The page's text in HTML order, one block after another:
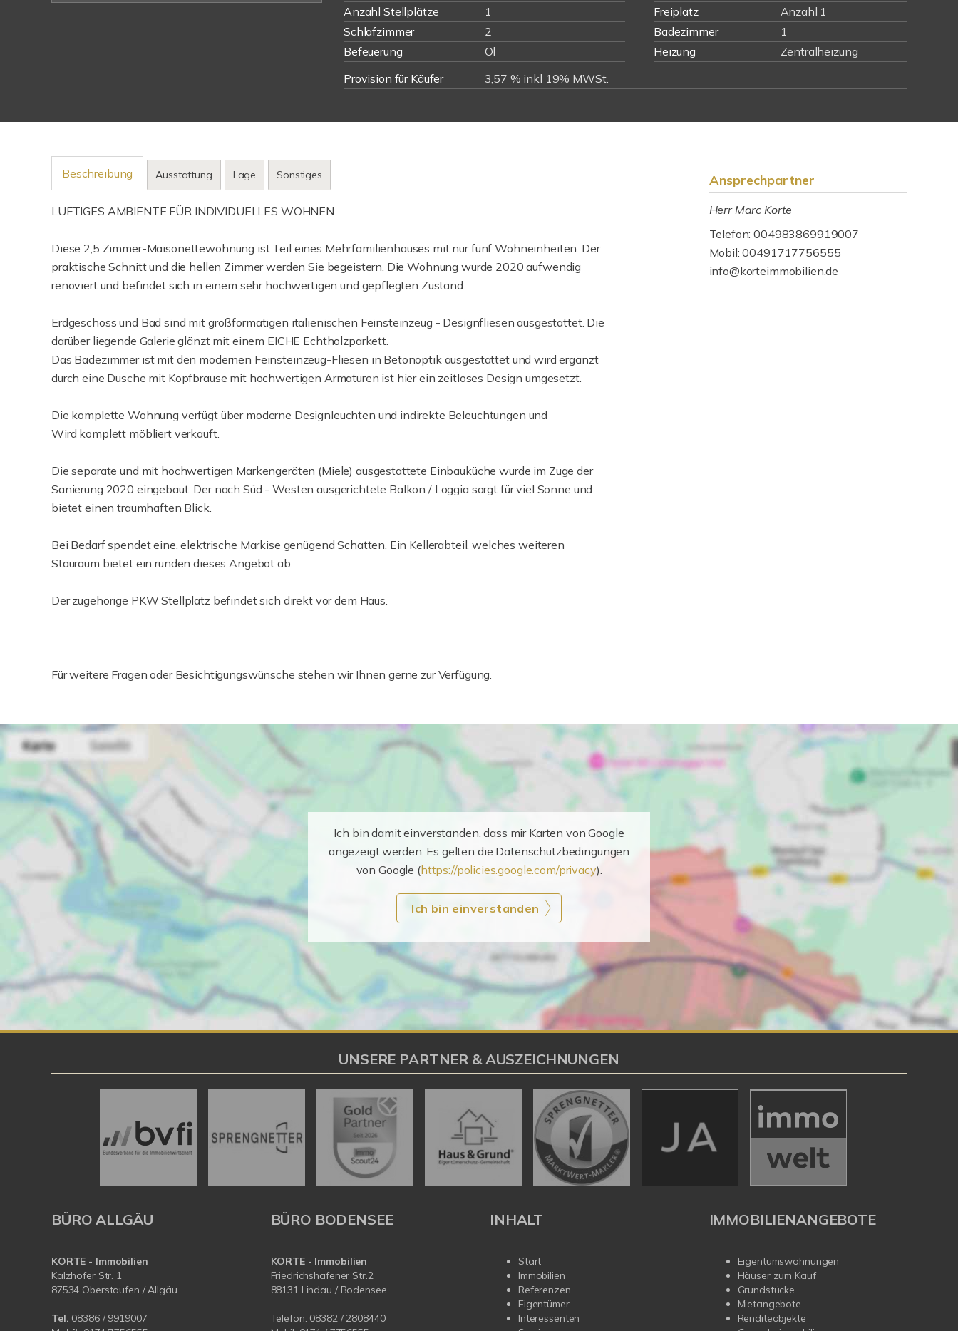
Anzahl Stellplätze
1 Freiplatz
Anzahl 1
Schlafzimmer
2 Badezimmer
1
Befeuerung
Öl Heizung
Zentralheizung
Provision für Käufer
3,57 % inkl 19% MWSt.
Beschreibung Ausstattung Lage Sonstiges
LUFTIGES AMBIENTE FÜR INDIVIDUELLES WOHNEN
Diese 2,5 Zimmer-Maisonettewohnung ist Teil eines Mehrfamilienhauses mit nur fünf Wohneinheiten. Der
praktische Schnitt und die hellen Zimmer werden Sie begeistern. Die Wohnung wurde 2020 aufwendig
renoviert und befindet sich in einem sehr hochwertigen und gepflegten Zustand.
Erdgeschoss und Bad sind mit großformatigen italienischen Feinsteinzeug - Designfliesen ausgestattet. Die
darüber liegende Galerie glänzt mit einem EICHE Echtholzparkett.
Das Badezimmer ist mit den modernen Feinsteinzeug-Fliesen in Betonoptik ausgestattet und wird ergänzt
durch eine Dusche mit Kopfbrause mit hochwertigen Armaturen ist hier ein zeitloses Design umgesetzt.
Die komplette Wohnung verfügt über moderne Designleuchten und indirekte Beleuchtungen und
Wird komplett möbliert verkauft.
Die separate und mit hochwertigen Markengeräten (Miele) ausgestattete Einbauküche wurde im Zuge der
Sanierung 2020 eingebaut. Der nach Süd - Westen ausgerichtete Balkon / Loggia sorgt für viel Sonne und
bietet einen traumhaften Blick.
Bei Bedarf spendet eine, elektrische Markise genügend Schatten. Ein Kellerabteil, welches weiteren
Stauraum bietet ein runden dieses Angebot ab.
Der zugehörige PKW Stellplatz befindet sich direkt vor dem Haus.
Für weitere Fragen oder Besichtigungswünsche stehen wir Ihnen gerne zur Verfügung.
Ansprechpartner
Herr Marc Korte
Telefon: 004983869919007
Mobil: 00491717756555
info@korteimmobilien.de
Ich bin damit einverstanden, dass mir Karten von Google
angezeigt werden. Es gelten die Datenschutzbedingungen
von Google (https://policies.google.com/privacy).
Ich bin einverstanden
UNSERE PARTNER & AUSZEICHNUNGEN
BÜRO ALLGÄU
KORTE - Immobilien
Kalzhofer Str. 1
87534 Oberstaufen / Allgäu
Tel. 08386 / 9919007
BÜRO BODENSEE
KORTE - Immobilien
Friedrichshafener Str.2
88131 Lindau / Bodensee
Telefon: 08382 / 2808440
INHALT
Start
Immobilien
Referenzen
Eigentümer
Interessenten
IMMOBILIENANGEBOTE
Eigentumswohnungen
Häuser zum Kauf
Grundstücke
Mietangebote
Renditeobjekte